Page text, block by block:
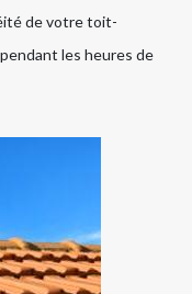
de votre toit-
les heures de